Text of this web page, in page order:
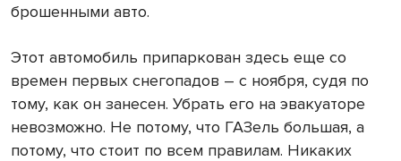
брошенными авто.
Этот автомобиль припаркован здесь еще со
времен первых снегопадов – с ноября, судя по
тому, как он занесен. Убрать его на эвакуаторе
невозможно. Не потому, что ГАЗель большая, а
потому, что стоит по всем правилам. Никаких